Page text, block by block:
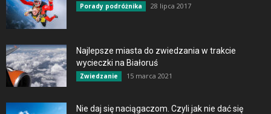
Porady podróżnika 28 lipca 2017
Najlepsze miasta do zwiedzania w trakcie
wycieczki na Białoruś
Zwiedzanie 15 marca 2021
Nie daj się naciągaczom. Czyli jak nie dać się